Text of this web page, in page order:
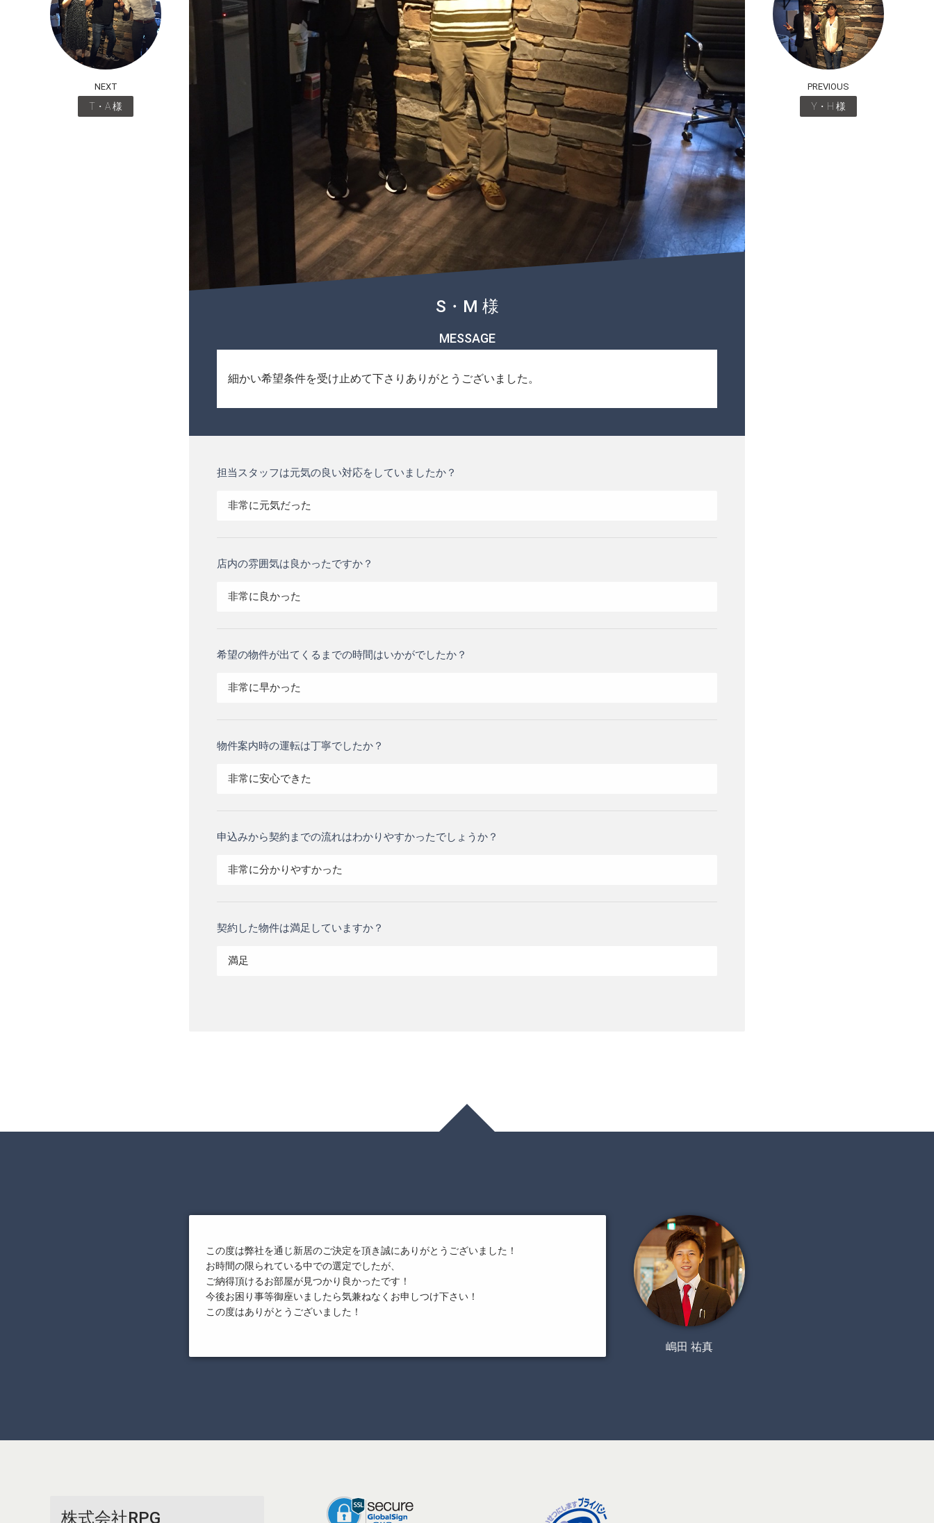
S・M 様
MESSAGE
細かい希望条件を受け止めて下さりありがとうございました。
担当スタッフは元気の良い対応をしていましたか？
非常に元気だった
店内の雰囲気は良かったですか？
非常に良かった
希望の物件が出てくるまでの時間はいかがでしたか？
非常に早かった
物件案内時の運転は丁寧でしたか？
非常に安心できた
申込みから契約までの流れはわかりやすかったでしょうか？
非常に分かりやすかった
契約した物件は満足していますか？
満足
NEXT
T・A 様
PREVIOUS
Y・H 様
嶋田 祐真
この度は弊社を通じ新居のご決定を頂き誠にありがとうございました！
お時間の限られている中での選定でしたが、
ご納得頂けるお部屋が見つかり良かったです！
今後お困り事等御座いましたら気兼ねなくお申しつけ下さい！
この度はありがとうございました！
株式会社RPG